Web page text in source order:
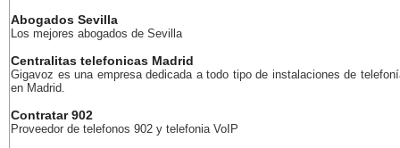
Abogados Sevilla
Los mejores abogados de Sevilla
Centralitas telefonicas Madrid
Gigavoz es una empresa dedicada a todo tipo de instalaciones de
en Madrid.
Contratar 902
Proveedor de telefonos 902 y telefonia VoIP